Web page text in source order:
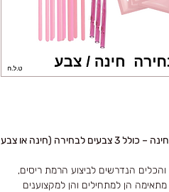
ערכת קורס מקצועי להרמת ריסים, הרמת גבות וחינה – כולל 3 צבעים לבחירה (חינה או צבע
הנדרשים לביצוע הרמת ריסים,
הן למתחילים והן למקצוענים